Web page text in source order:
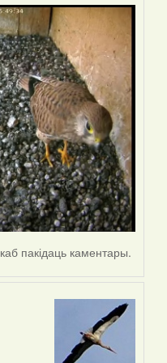
каб пакідаць каментары.